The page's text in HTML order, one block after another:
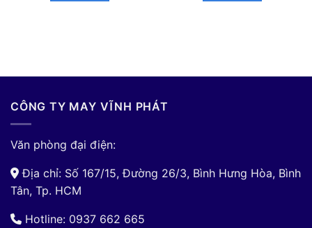
CÔNG TY MAY VĨNH PHÁT
Văn phòng đại điện:
Địa chỉ: Số 167/15, Đường 26/3, Bình Hưng Hòa, Bình
Tân, Tp. HCM
Hotline: 0937 662 665